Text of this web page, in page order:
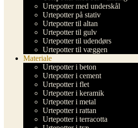
Urtepotter med underskål
Urtepotter på stativ
Urtepotter til altan
Urtepotter til gulv
Urtepotter til udendørs
Urtepotter til væggen
Materiale
Urtepotter i beton
Urtepotter i cement
Urtepotter i flet
Urtepotter i keramik
Urtepotter i metal
Urtepotter i rattan
Urtepotter i terracotta